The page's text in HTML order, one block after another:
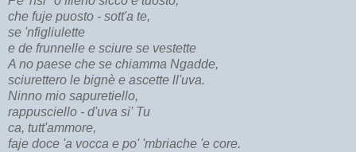
che fuje puosto - sott'a te,
se 'nfigliulette
e de frunnelle e sciure se vestette
A no paese che se chiamma Ngadde,
sciurettero le bignè e ascette ll'uva.
Ninno mio sapuretiello,
rappusciello - d'uva si' Tu
ca, tutt'ammore,
faje doce 'a vocca e po' 'mbriache 'e core.